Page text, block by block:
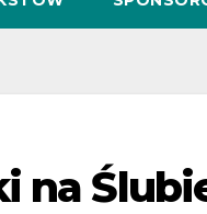
na